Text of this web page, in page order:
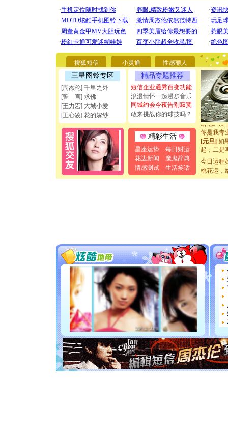
搜狐短信 小灵通 性感丽人
三星图铃专区
[周杰伦] 千里之外
[誓 言] 求佛
[王力宏] 大城小爱
[王心凌] 花的嫁纱
精品专题推荐
短信企业通秀百变功能
浪漫情怀一起漫步音乐
同城约会今夜告别寂寞
敢来挑战你的球技吗？
精彩生活
星座运势
每日财运
花边新闻
魔鬼辞典
情感测试
生活笑话
[圣诞节]
你太多，
要平安
[圣诞节]
能正大光
都要快乐
[圣诞节]
如意,快
[元旦]看
断电。爱
你是我专
[元旦] 如
起；二是
[元旦]当
泣，这痛
[圣诞节]
你太多，
要平安
[圣诞节]
能正大
都要快乐
[圣诞节]
如意,快
[元旦]
看
断电。
你是我
[元旦]如
起；二是
离。水晶
[元旦]当
泣，这痛
今日运程
桃花运，